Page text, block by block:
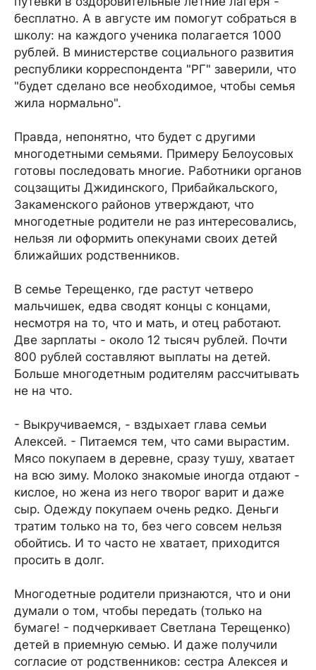
бесплатно. А в августе им помогут собраться в
школу: на каждого ученика полагается 1000
рублей. В министерстве социального развития
республики корреспондента "РГ" заверили, что
"будет сделано все необходимое, чтобы семья
жила нормально".
Правда, непонятно, что будет с другими
многодетными семьями. Примеру Белоусовых
готовы последовать многие. Работники органов
соцзащиты Джидинского, Прибайкальского,
Закаменского районов утверждают, что
многодетные родители не раз интересовались,
нельзя ли оформить опекунами своих детей
ближайших родственников.
В семье Терещенко, где растут четверо
мальчишек, едва сводят концы с концами,
несмотря на то, что и мать, и отец работают.
Две зарплаты - около 12 тысяч рублей. Почти
800 рублей составляют выплаты на детей.
Больше многодетным родителям рассчитывать
не на что.
- Выкручиваемся, - вздыхает глава семьи
Алексей. - Питаемся тем, что сами вырастим.
Мясо покупаем в деревне, сразу тушу, хватает
на всю зиму. Молоко знакомые иногда отдают -
кислое, но жена из него творог варит и даже
сыр. Одежду покупаем очень редко. Деньги
тратим только на то, без чего совсем нельзя
обойтись. И то часто не хватает, приходится
просить в долг.
Многодетные родители признаются, что и они
думали о том, чтобы передать (только на
бумаге! - подчеркивает Светлана Терещенко)
детей в приемную семью. И даже получили
согласие от родственников: сестра Алексея и